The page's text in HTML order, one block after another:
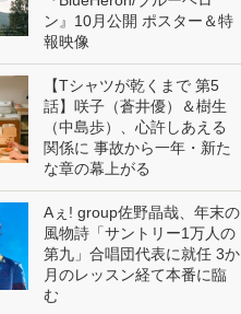
ン』10月公開 ポスター＆特
報映像
【Tシャツが乾くまで 第5
話】咲子（蒼井優）＆樹生
（中島歩）、心許しあえる
関係に 事故から一年・新た
な章の幕上がる
Aぇ! group佐野晶哉、年末の
風物詩「サントリー1万人の
第九」合唱団代表に就任 3か
月のレッスン経て本番に臨
む